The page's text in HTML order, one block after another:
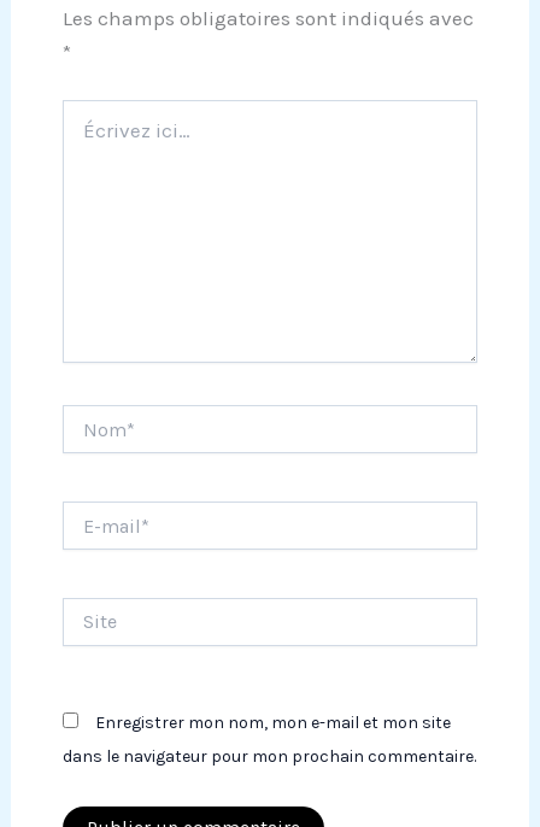
Les champs obligatoires sont indiqués avec
*
ici…
mail*
Enregistrer mon nom, mon e-mail et mon site
dans le navigateur pour mon prochain commentaire.